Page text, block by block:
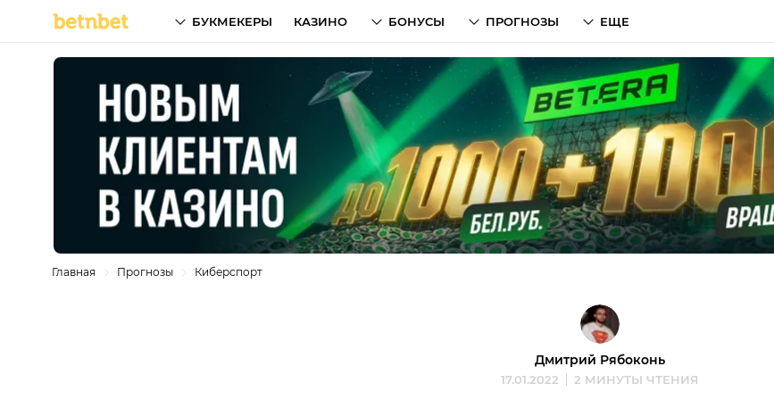
БУКМЕКЕРЫ КАЗИНО БОНУСЫ ПРОГНОЗЫ ЕЩЕ
Главная Прогнозы Киберспорт
Дмитрий Рябоконь
17.01.2022 2 МИНУТЫ ЧТЕНИЯ